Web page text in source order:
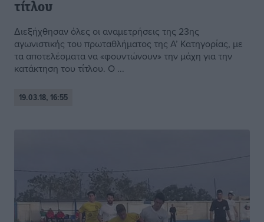
τίτλου
Διεξήχθησαν όλες οι αναμετρήσεις της 23ης
αγωνιστικής του πρωταθλήματος της Α’ Κατηγορίας, με
τα αποτελέσματα να «φουντώνουν» την μάχη για την
κατάκτηση του τίτλου. Ο ...
19.03.18, 16:55